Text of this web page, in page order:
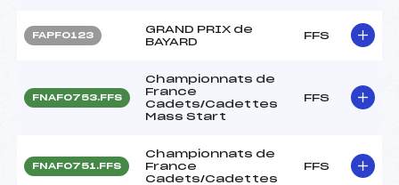
FAPF0123
GRAND PRIX de
BAYARD
FFS
FNAF0753.FFS
Championnats de
France
Cadets/Cadettes
Mass Start
FFS
FNAF0751.FFS
Championnats de
France
Cadets/Cadettes
FFS